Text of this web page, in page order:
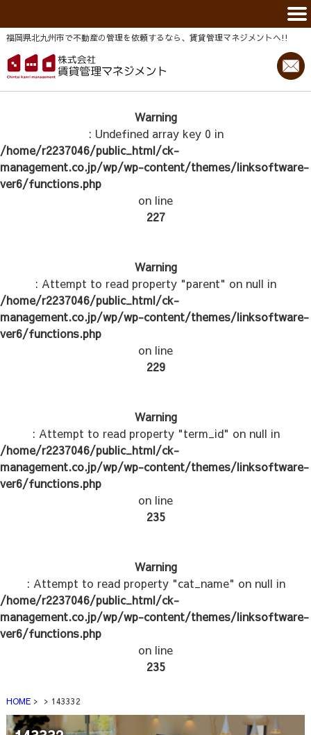
福岡県北九州市で不動産の管理を依頼するなら、賃貸管理マネジメントヘ!!
Warning
: Undefined array key 0 in
/home/r2237046/public_html/ck-
management.co.jp/wp/wp-content/themes/linksoftware-
ver6/functions.php
on line
227
Warning
: Attempt to read property "parent" on null in
/home/r2237046/public_html/ck-
management.co.jp/wp/wp-content/themes/linksoftware-
ver6/functions.php
on line
229
Warning
: Attempt to read property "term_id" on null in
/home/r2237046/public_html/ck-
management.co.jp/wp/wp-content/themes/linksoftware-
ver6/functions.php
on line
235
Warning
: Attempt to read property "cat_name" on null in
/home/r2237046/public_html/ck-
management.co.jp/wp/wp-content/themes/linksoftware-
ver6/functions.php
on line
235
HOME 143332